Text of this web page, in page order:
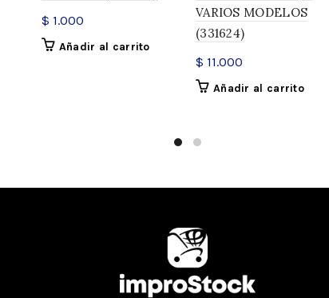
$ 1.000
Añadir al carrito
VARIOS MODELOS
(331624)
$ 11.000
Añadir al carrito